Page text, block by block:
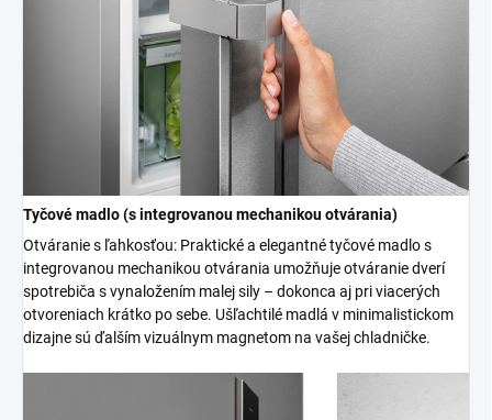
Tyčové madlo (s integrovanou mechanikou otvárania)
Otváranie s ľahkosťou: Praktické a elegantné tyčové madlo s
integrovanou mechanikou otvárania umožňuje otváranie dverí
spotrebiča s vynaložením malej sily – dokonca aj pri viacerých
otvoreniach krátko po sebe. Ušľachtilé madlá v minimalistickom
dizajne sú ďalším vizuálnym magnetom na vašej chladničke.